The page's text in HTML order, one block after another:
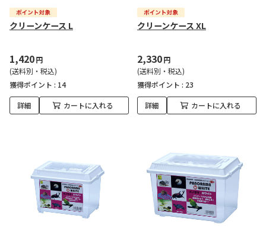
クリーンケース L
1,420円
(送料別・税込)
獲得ポイント : 14
詳細 カートに入れる
クリーンケース XL
2,330円
(送料別・税込)
獲得ポイント : 23
詳細 カートに入れる